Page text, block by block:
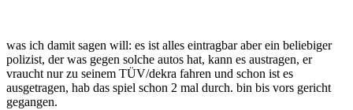
was ich damit sagen will: es ist alles eintragbar aber ein beliebiger
polizist, der was gegen solche autos hat, kann es austragen, er
vraucht nur zu seinem TÜV/dekra fahren und schon ist es
ausgetragen, hab das spiel schon 2 mal durch. bin bis vors gericht
gegangen.